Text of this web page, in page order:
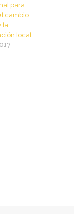
para
cambio
la
local